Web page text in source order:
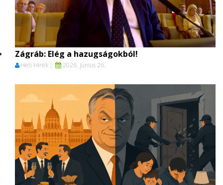
Zágráb: Elég a hazugságokból!
Heti Hírek 2026. június 26.